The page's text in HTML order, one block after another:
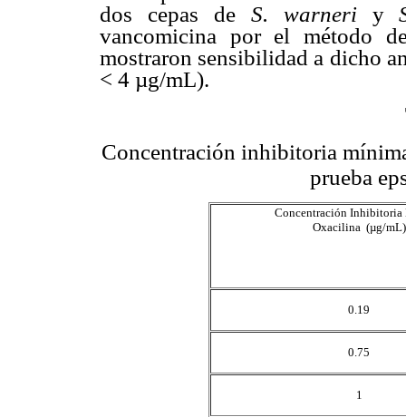
dos cepas de S. warneriy
vancomicina por el método
mostraron sensibilidad a dicho
< 4 µg/mL).
Concentración inhibitoria
prueba
Concentración Inhibitoria
Oxacilina (µg/mL)
0.19
0.75
1